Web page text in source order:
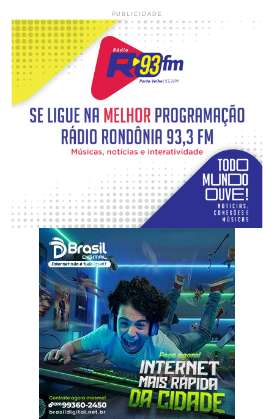
PUBLICIDADE